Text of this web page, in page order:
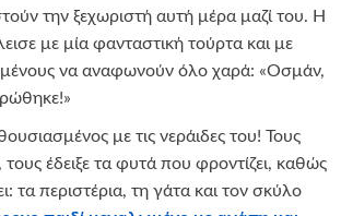
την ξεχωριστή αυτή μέρα μαζί του. Η
με μία φανταστική τούρτα και με
να αναφωνούν όλο χαρά: «Οσμάν,
με τις νεράιδες του! Τους
τους έδειξε τα φυτά που φροντίζει, καθώς
τα περιστέρια, τη γάτα και τον σκύλο